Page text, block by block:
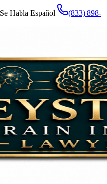
Se Habla Español|
(833) 898-